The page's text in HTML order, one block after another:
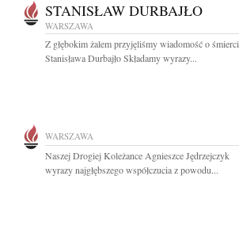
STANISŁAW DURBAJŁO
WARSZAWA
Z głębokim żalem przyjęliśmy wiadomość o śmierci
Stanisława Durbajło Składamy wyrazy...
WARSZAWA
Naszej Drogiej Koleżance Agnieszce Jędrzejczyk
wyrazy najgłębszego współczucia z powodu...